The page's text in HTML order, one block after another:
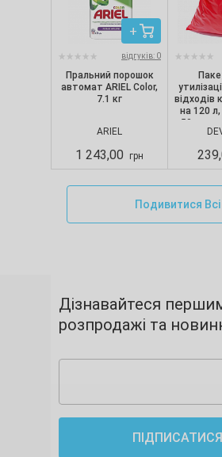
відгуків: 0
Пральний порошок
автомат ARIEL Color,
7.1 кг
ARIEL
1 243,00 грн
відходів
на 120
50 мкм,
шт./
Подивитися Всі
Дізнавайтеся
розпродажі та
ПІДПИСАТИСЯ